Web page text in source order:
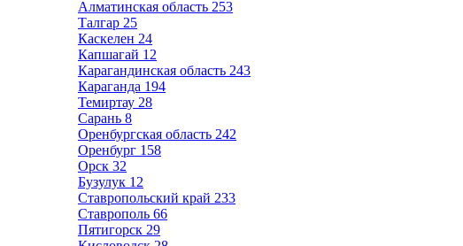
Алматинская область 253
Талгар 25
Каскелен 24
Капшагай 12
Карагандинская область 243
Караганда 194
Темиртау 28
Сарань 8
Оренбургская область 242
Оренбург 158
Орск 32
Бузулук 12
Ставропольский край 233
Ставрополь 66
Пятигорск 29